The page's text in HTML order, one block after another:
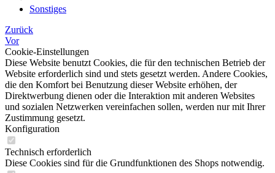
Sonstiges
Zurück
Vor
Cookie-Einstellungen
Diese Website benutzt Cookies, die für den technischen Betrieb der
Website erforderlich sind und stets gesetzt werden. Andere Cookies,
die den Komfort bei Benutzung dieser Website erhöhen, der
Direktwerbung dienen oder die Interaktion mit anderen Websites
und sozialen Netzwerken vereinfachen sollen, werden nur mit Ihrer
Zustimmung gesetzt.
Konfiguration
Technisch erforderlich
Diese Cookies sind für die Grundfunktionen des Shops notwendig.